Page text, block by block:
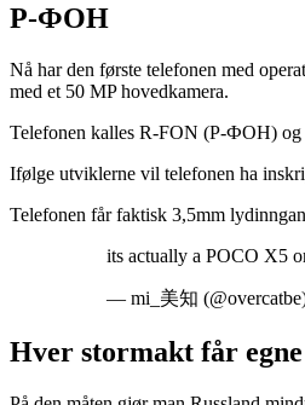
Р-ФОН
Nå har den første telefonen med
med et 50 MP hovedkamera.
Telefonen kalles R-FON (Р-ФОН) og
Ifølge utviklerne vil telefonen ha
Telefonen får faktisk 3,5mm
its actually a POCO X5
— mi_美知
Hver stormakt får